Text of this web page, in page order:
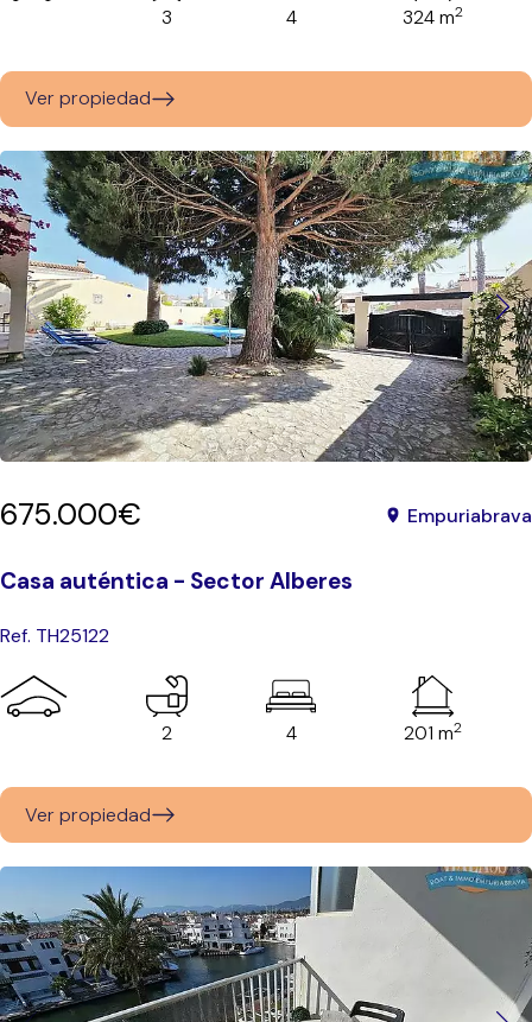
3 4 324 m2
Ver propiedad
675.000€ Empuriabrava
Casa auténtica - Sector Alberes
Ref. TH25122
2 4 201 m2
Ver propiedad